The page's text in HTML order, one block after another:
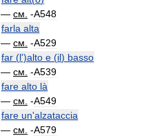
— см -A548
farla alta
— см -A529
far (l')alto e (il) basso
— см -A539
fare alto là
— см -A549
fare un'alzataccia
— см -A579